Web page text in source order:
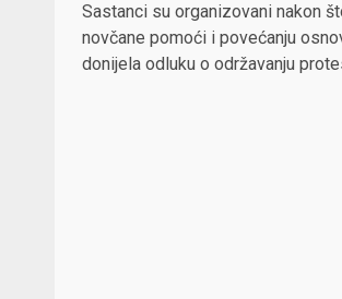
Sastanci su organizovani nakon
novčane pomoći i povećanju
donijela odluku o održavanju